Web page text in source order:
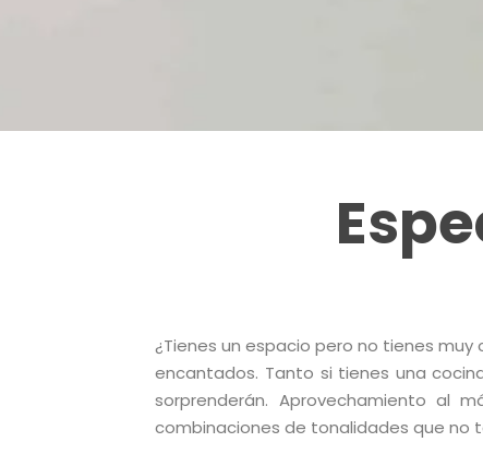
¿Tienes un espacio pero no tienes
encantados. Tanto si tienes una
sorprenderán. Aprovechamiento al
combinaciones de tonalidades que no